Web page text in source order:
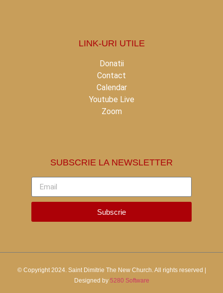
LINK-URI UTILE
Donatii
Contact
Calendar
Youtube Live
Zoom
SUBSCRIE LA NEWSLETTER
Subscrie
© Copyright 2024. Saint Dimitrie The New Church. All rights reserved |
Designed by 5280 Software